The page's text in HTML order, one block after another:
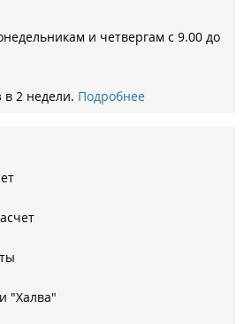
и четвергам с 9.00 до
в 2 недели. Подробнее
"Халва"